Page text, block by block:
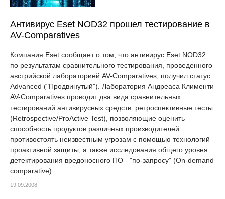
Антивирус Eset NOD32 прошел тестирование в
AV-Comparatives
Компания Eset сообщает о том, что антивирус Eset NOD32
по результатам сравнительного тестирования, проведенного
австрийской лабораторией AV-Comparatives, получил статус
Advanced ("Продвинутый"). Лаборатория Андреаса Клименти
AV-Comparatives проводит два вида сравнительных
тестирований антивирусных средств: ретроспективные тесты
(Retrospective/ProActive Test), позволяющие оценить
способность продуктов различных производителей
противостоять неизвестным угрозам с помощью технологий
проактивной защиты, а также исследования общего уровня
детектирования вредоносного ПО - "по-запросу" (On-demand
comparative).
19.09.2008